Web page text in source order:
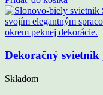
Dekoračný
Skladom